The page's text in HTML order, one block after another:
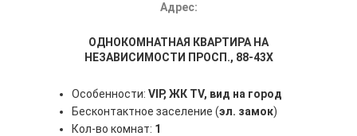
Адрес:
ОДНОКОМНАТНАЯ КВАРТИРА НА
НЕЗАВИСИМОСТИ ПРОСП., 88-43Х
Особенности: VIP, ЖК TV, вид на город
Бесконтактное заселение (эл. замок)
Кол-во комнат: 1